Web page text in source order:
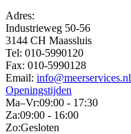
Adres:
Industrieweg 50-56
3144 CH Maassluis
Tel: 010-5990120
Fax: 010-5990128
Email: info@meerservices.nl
Openingstijden
Ma–Vr:09:00 - 17:30
Za:09:00 - 16:00
Zo:Gesloten